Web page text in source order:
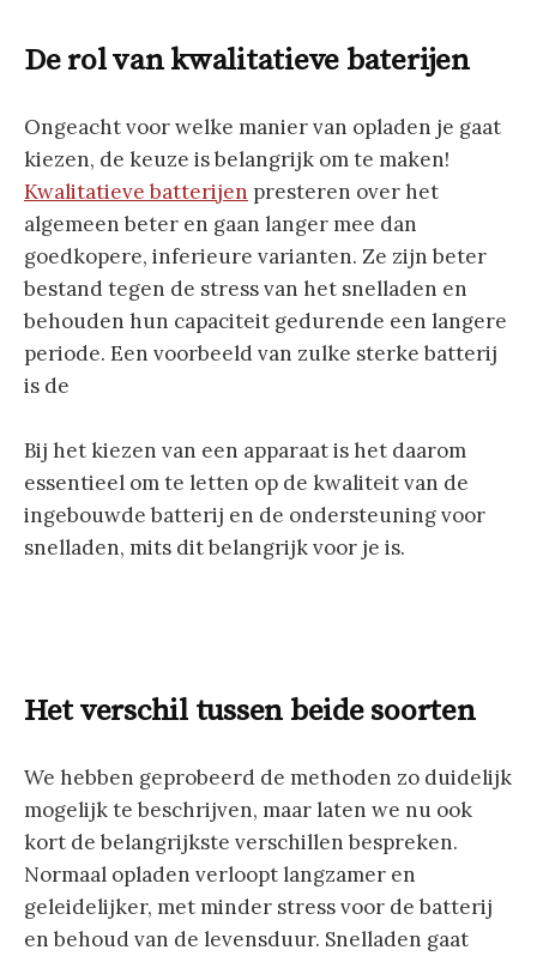
De rol van kwalitatieve baterijen
Ongeacht voor welke manier van opladen je gaat
kiezen, de keuze is belangrijk om te maken!
Kwalitatieve batterijen presteren over het
algemeen beter en gaan langer mee dan
goedkopere, inferieure varianten. Ze zijn beter
bestand tegen de stress van het snelladen en
behouden hun capaciteit gedurende een langere
periode. Een voorbeeld van zulke sterke batterij
is de
Bij het kiezen van een apparaat is het daarom
essentieel om te letten op de kwaliteit van de
ingebouwde batterij en de ondersteuning voor
snelladen, mits dit belangrijk voor je is.
Het verschil tussen beide soorten
We hebben geprobeerd de methoden zo duidelijk
mogelijk te beschrijven, maar laten we nu ook
kort de belangrijkste verschillen bespreken.
Normaal opladen verloopt langzamer en
geleidelijker, met minder stress voor de batterij
en behoud van de levensduur. Snelladen gaat